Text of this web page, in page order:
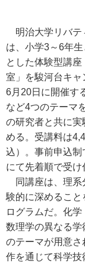
明治大学リバテ
は、小学3～6年
とした体験型講
室」を駿河台キ
6月20日に開催す
など4つのテーマ
の研究者と共に実
める。受講料は
込）。事前申込制
にて先着順で受け
同講座は、理系
験的に深めるこ
ログラムだ。化学
数理学の異なる学
のテーマが用意さ
作を通じて科学技